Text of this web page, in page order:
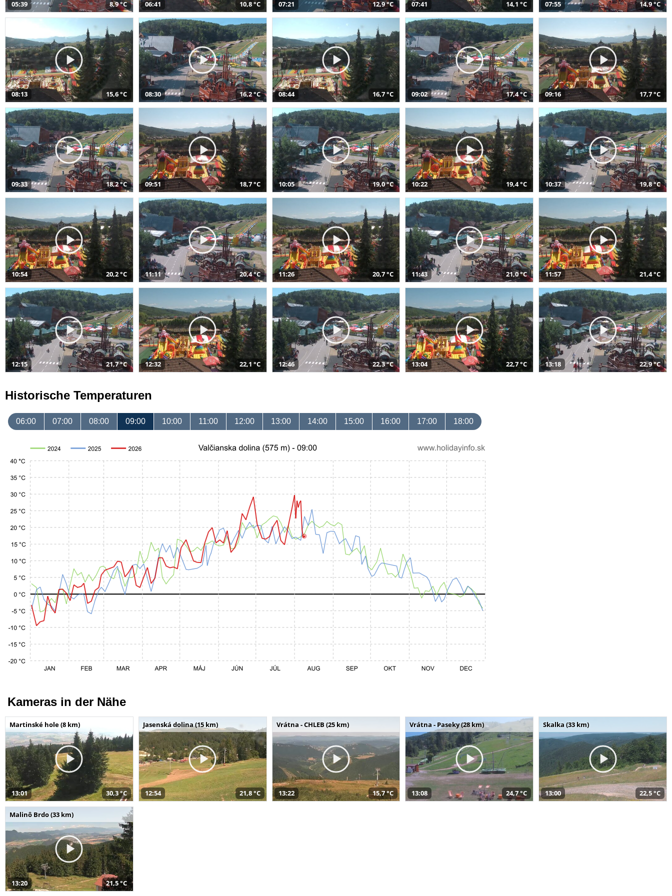
05:39 8,9 °C 06:41 10,8 °C 07:21 12,9 °C 07:41 14,1 °C 07:55 14,9 °C
08:13 15,6 °C 08:30 16,2 °C 08:44 16,7 °C 09:02 17,4 °C 09:16 17,7 °C
09:33 18,2 °C 09:51 18,7 °C 10:05 19,0 °C 10:22 19,4 °C 10:37 19,8 °C
10:54 20,2 °C 11:11 20,4 °C 11:26 20,7 °C 11:43 21,0 °C 11:57 21,4 °C
12:15 21,7 °C 12:32 22,1 °C 12:46 22,3 °C 13:04 22,7 °C 13:18 22,9 °C
Historische Temperaturen
06:00 07:00 08:00 09:00 10:00 11:00 12:00 13:00 14:00 15:00 16:00 17:00 18:00
Kameras in der Nähe
Martinské hole (8 km)
13:01 30,3 °C
Jasenská dolina (15 km)
12:54 21,8 °C
Vrátna - CHLEB (25 km)
13:22 15,7 °C
Vrátna - Paseky (28 km)
13:08 24,7 °C
Skalka (33 km)
13:00 22,5 °C
Malinô Brdo (33 km)
13:20 21,5 °C